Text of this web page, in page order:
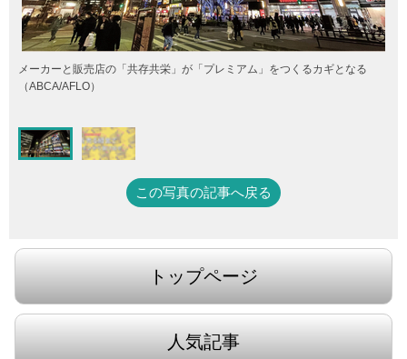
メーカーと販売店の「共存共栄」が「プレミアム」をつくるカギとなる
（ABCA/AFLO）
この写真の記事へ戻る
トップページ
人気記事